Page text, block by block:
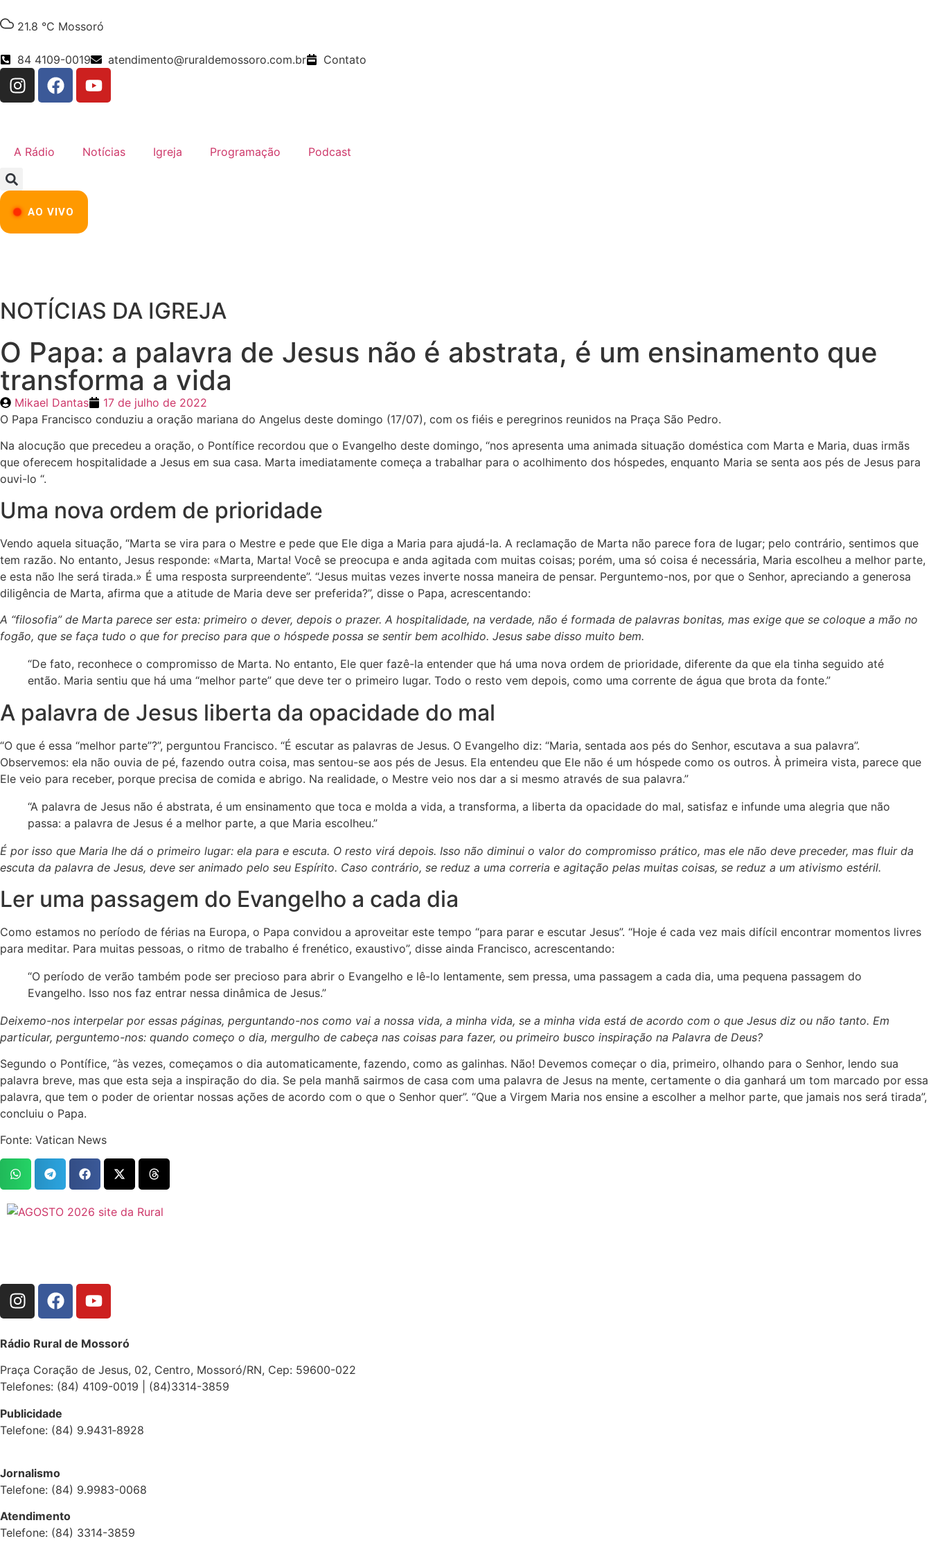
21.8 °C Mossoró
84 4109-0019 atendimento@ruraldemossoro.com.br Contato
A Rádio Notícias Igreja Programação Podcast
AO VIVO
NOTÍCIAS DA IGREJA
O Papa: a palavra de Jesus não é abstrata, é um ensinamento que
transforma a vida
Mikael Dantas
17 de julho de 2022
O Papa Francisco conduziu a oração mariana do Angelus deste domingo (17/07), com os fiéis e peregrinos reunidos na Praça São Pedro.
Na alocução que precedeu a oração, o Pontífice recordou que o Evangelho deste domingo, “nos apresenta uma animada situação doméstica com Marta e Maria, duas irmãs
que oferecem hospitalidade a Jesus em sua casa. Marta imediatamente começa a trabalhar para o acolhimento dos hóspedes, enquanto Maria se senta aos pés de Jesus para
ouvi-lo “.
Uma nova ordem de prioridade
Vendo aquela situação, “Marta se vira para o Mestre e pede que Ele diga a Maria para ajudá-la. A reclamação de Marta não parece fora de lugar; pelo contrário, sentimos que
tem razão. No entanto, Jesus responde: «Marta, Marta! Você se preocupa e anda agitada com muitas coisas; porém, uma só coisa é necessária, Maria escolheu a melhor parte,
e esta não lhe será tirada.» É uma resposta surpreendente”. “Jesus muitas vezes inverte nossa maneira de pensar. Perguntemo-nos, por que o Senhor, apreciando a generosa
diligência de Marta, afirma que a atitude de Maria deve ser preferida?”, disse o Papa, acrescentando:
A “filosofia” de Marta parece ser esta: primeiro o dever, depois o prazer. A hospitalidade, na verdade, não é formada de palavras bonitas, mas exige que se coloque a mão no
fogão, que se faça tudo o que for preciso para que o hóspede possa se sentir bem acolhido. Jesus sabe disso muito bem.
“De fato, reconhece o compromisso de Marta. No entanto, Ele quer fazê-la entender que há uma nova ordem de prioridade, diferente da que ela tinha seguido até
então. Maria sentiu que há uma “melhor parte” que deve ter o primeiro lugar. Todo o resto vem depois, como uma corrente de água que brota da fonte.”
A palavra de Jesus liberta da opacidade do mal
“O que é essa “melhor parte”?”, perguntou Francisco. “É escutar as palavras de Jesus. O Evangelho diz: “Maria, sentada aos pés do Senhor, escutava a sua palavra”.
Observemos: ela não ouvia de pé, fazendo outra coisa, mas sentou-se aos pés de Jesus. Ela entendeu que Ele não é um hóspede como os outros. À primeira vista, parece que
Ele veio para receber, porque precisa de comida e abrigo. Na realidade, o Mestre veio nos dar a si mesmo através de sua palavra.”
“A palavra de Jesus não é abstrata, é um ensinamento que toca e molda a vida, a transforma, a liberta da opacidade do mal, satisfaz e infunde uma alegria que não
passa: a palavra de Jesus é a melhor parte, a que Maria escolheu.”
É por isso que Maria lhe dá o primeiro lugar: ela para e escuta. O resto virá depois. Isso não diminui o valor do compromisso prático, mas ele não deve preceder, mas fluir da
escuta da palavra de Jesus, deve ser animado pelo seu Espírito. Caso contrário, se reduz a uma correria e agitação pelas muitas coisas, se reduz a um ativismo estéril.
Ler uma passagem do Evangelho a cada dia
Como estamos no período de férias na Europa, o Papa convidou a aproveitar este tempo “para parar e escutar Jesus”. “Hoje é cada vez mais difícil encontrar momentos livres
para meditar. Para muitas pessoas, o ritmo de trabalho é frenético, exaustivo”, disse ainda Francisco, acrescentando:
“O período de verão também pode ser precioso para abrir o Evangelho e lê-lo lentamente, sem pressa, uma passagem a cada dia, uma pequena passagem do
Evangelho. Isso nos faz entrar nessa dinâmica de Jesus.”
Deixemo-nos interpelar por essas páginas, perguntando-nos como vai a nossa vida, a minha vida, se a minha vida está de acordo com o que Jesus diz ou não tanto. Em
particular, perguntemo-nos: quando começo o dia, mergulho de cabeça nas coisas para fazer, ou primeiro busco inspiração na Palavra de Deus?
Segundo o Pontífice, “às vezes, começamos o dia automaticamente, fazendo, como as galinhas. Não! Devemos começar o dia, primeiro, olhando para o Senhor, lendo sua
palavra breve, mas que esta seja a inspiração do dia. Se pela manhã sairmos de casa com uma palavra de Jesus na mente, certamente o dia ganhará um tom marcado por essa
palavra, que tem o poder de orientar nossas ações de acordo com o que o Senhor quer”. “Que a Virgem Maria nos ensine a escolher a melhor parte, que jamais nos será tirada”,
concluiu o Papa.
Fonte: Vatican News
Rádio Rural de Mossoró
Praça Coração de Jesus, 02, Centro, Mossoró/RN, Cep: 59600-022
Telefones: (84) 4109-0019 | (84)3314-3859
Publicidade
Telefone: (84) 9.9431‑8928
Jornalismo
Telefone: (84) 9.9983-0068
Atendimento
Telefone: (84) 3314-3859